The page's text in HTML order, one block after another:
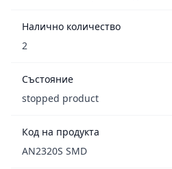
Налично количество
2
Състояние
stopped product
Код на продукта
AN2320S SMD